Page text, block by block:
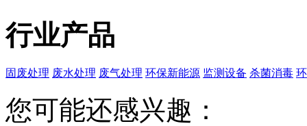
行业产品
固废处理 废水处理 废气处理 环保新能源 监测设备 杀菌消毒
您可能还感兴趣：